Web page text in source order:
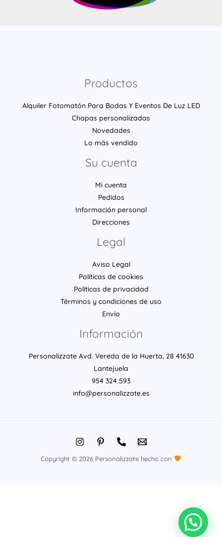
Productos
Alquiler Fotomatón Para Bodas Y Eventos De Luz LED
Chapas personalizadas
Novedades
Lo más vendido
Su cuenta
Mi cuenta
Pedidos
Información personal
Direcciones
Legal
Aviso Legal
Políticas de cookies
Políticas de privacidad
Términos y condiciones de uso
Envío
Información
Personalizzate Avd. Vereda de la Huerta, 28 41630
Lantejuela
954 324 593
info@personalizzate.es
Copyright © 2026 Personalizzate hecho con